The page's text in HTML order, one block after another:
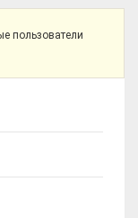
пользователи